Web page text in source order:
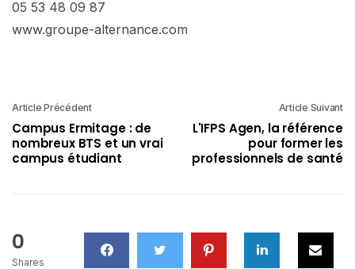
05 53 48 09 87
www.groupe-alternance.com
Article Précédent
Campus Ermitage : de
nombreux BTS et un vrai
campus étudiant
Article Suivant
L'IFPS Agen, la référence
pour former les
professionnels de santé
0
Shares